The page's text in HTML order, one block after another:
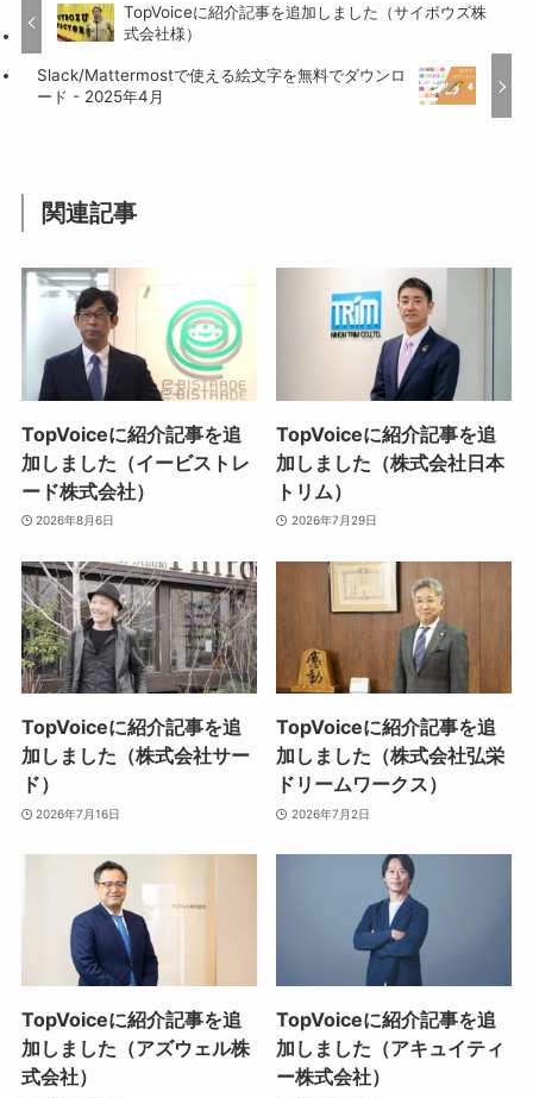
TopVoiceに紹介記事を追加しました（サイボウズ株
式会社様）
Slack/Mattermostで使える絵文字を無料でダウンロ
ード - 2025年4月
関連記事
TopVoiceに紹介記事を追
加しました（イービストレ
ード株式会社）
2026年8月6日
TopVoiceに紹介記事を追
加しました（株式会社日本
トリム）
2026年7月29日
TopVoiceに紹介記事を追
加しました（株式会社サー
ド）
2026年7月16日
TopVoiceに紹介記事を追
加しました（株式会社弘栄
ドリームワークス）
2026年7月2日
TopVoiceに紹介記事を追
加しました（アズウェル株
式会社）
TopVoiceに紹介記事を追
加しました（アキュイティ
ー株式会社）